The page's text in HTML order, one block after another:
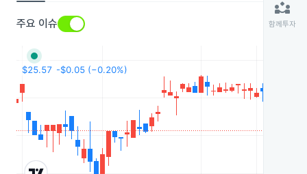
주요 이슈
partner_exchange
함께투자